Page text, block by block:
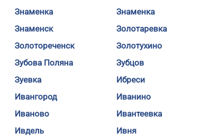
Знаменка
Знаменка
Знаменск
Золотаревка
Золотореченск
Золотухино
Зубова Поляна
Зубцов
Зуевка
Ибреси
Ивангород
Иванино
Иваново
Ивантеевка
Ивдель
Ивня